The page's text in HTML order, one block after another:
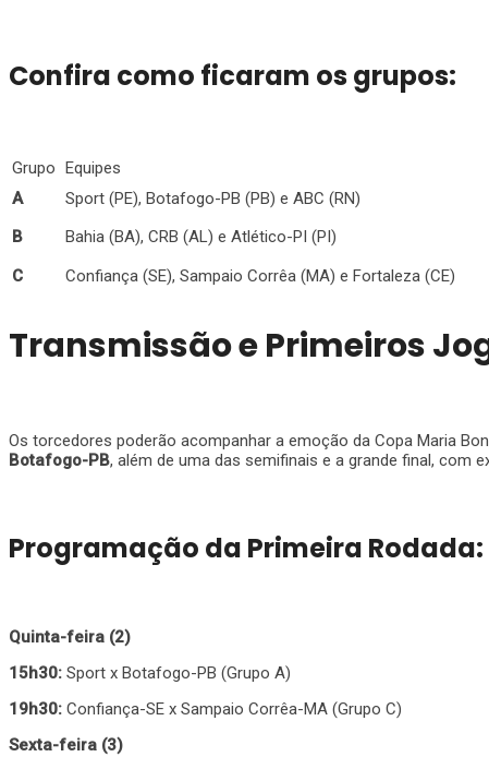
Confira como ficaram os grupos:
Grupo
Equipes
A
Sport (PE), Botafogo-PB (PB) e ABC (RN)
B
Bahia (BA), CRB (AL) e Atlético-PI (PI)
C
Confiança (SE), Sampaio Corrêa (MA) e Fortaleza (CE)
Transmissão e Primeiros
Os torcedores poderão acompanhar a emoção da Copa Maria
Botafogo-PB, além de uma das semifinais e a grande final, com
Programação da Primeira Rodada:
Quinta-feira (2)
15h30: Sport x Botafogo-PB (Grupo A)
19h30: Confiança-SE x Sampaio Corrêa-MA (Grupo C)
Sexta-feira (3)